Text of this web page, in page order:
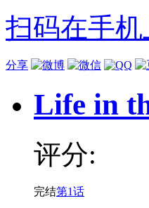
扫码在手
分享
Life in
评分:
完结第1话